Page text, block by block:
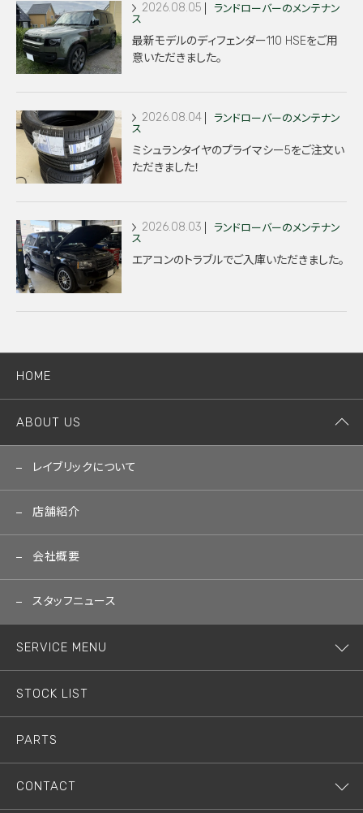
2026.08.05
ランドローバーのメンテナン
ス
最新モデルのディフェンダー110 HSEをご用
意いただきました。
2026.08.04
ランドローバーのメンテナン
ス
ミシュランタイヤのプライマシー5をご注文い
ただきました！
2026.08.03
ランドローバーのメンテナン
ス
エアコンのトラブルでご入庫いただきました。
HOME
ABOUT US
レイブリックについて
店舗紹介
会社概要
スタッフニュース
SERVICE MENU
STOCK LIST
PARTS
CONTACT